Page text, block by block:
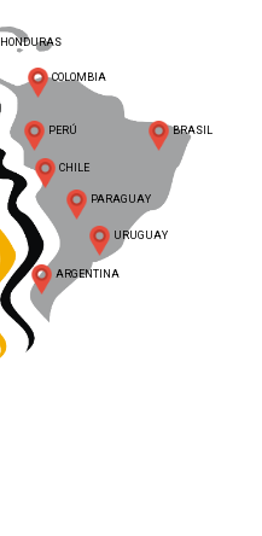
CHILE
URUGUAY
ARGENTINA
COLOMBIA
HONDURAS
BRASIL
PARAGUAY
PERÚ